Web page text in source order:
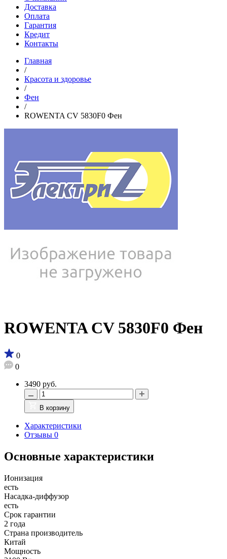
Доставка
Оплата
Гарантия
Кредит
Контакты
Главная
/
Красота и здоровье
/
Фен
/
ROWENTA CV 5830F0 Фен
ROWENTA CV 5830F0 Фен
0
0
3490 руб.
В корзину
Характеристики
Отзывы 0
Основные характеристики
Ионизация
есть
Насадка-диффузор
есть
Срок гарантии
2 года
Страна производитель
Китай
Мощность